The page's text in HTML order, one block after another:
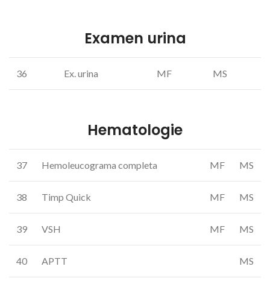
Examen urina
36 Ex. urina MF MS
Hematologie
37 Hemoleucograma completa MF MS
38 Timp Quick MF MS
39 VSH MF MS
40 APTT MS